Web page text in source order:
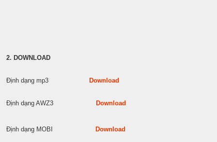
2. DOWNLOAD
Định dạng mp3Download
Định dạng AWZ3Download
Định dạng MOBIDownload